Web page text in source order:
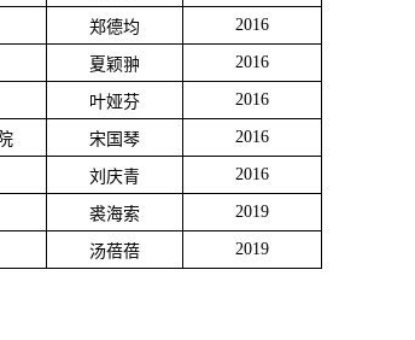
郑德均 2016
夏颖翀 2016
叶娅芬 2016
宋国琴 2016
刘庆青 2016
裘海索 2019
汤蓓蓓 2019